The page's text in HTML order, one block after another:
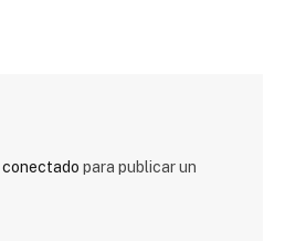
conectado para publicar un